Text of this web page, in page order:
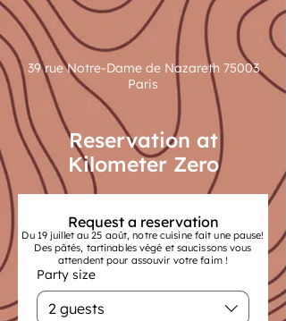
39 rue Notre-Dame de Nazareth 75003
Paris
Reservation at
Kilometer Zero
Request a reservation
Party size
2 guests
Du 19 juillet au 25 août, notre cuisine fait une pause!
Des pâtés, tartinables végé et saucissons vous
attendent pour assouvir votre faim !